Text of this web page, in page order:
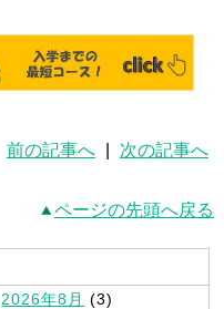
前の記事へ 次の記事へ
ページの先頭へ戻る
2026年8月 (3)